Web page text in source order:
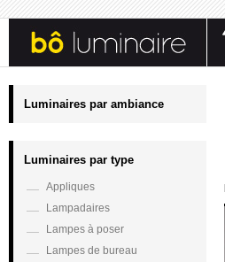
Luminaires par ambiance
Luminaires par type
Appliques
Lampadaires
Lampes à poser
Lampes de bureau